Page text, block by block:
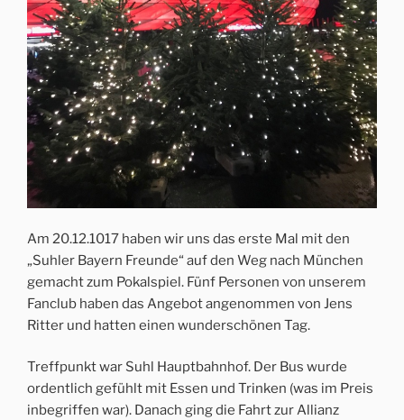
Am 20.12.1017 haben wir uns das erste Mal mit den
„Suhler Bayern Freunde“ auf den Weg nach München
gemacht zum Pokalspiel. Fünf Personen von unserem
Fanclub haben das Angebot angenommen von Jens
Ritter und hatten einen wunderschönen Tag.
Treffpunkt war Suhl Hauptbahnhof. Der Bus wurde
ordentlich gefühlt mit Essen und Trinken (was im Preis
inbegriffen war). Danach ging die Fahrt zur Allianz